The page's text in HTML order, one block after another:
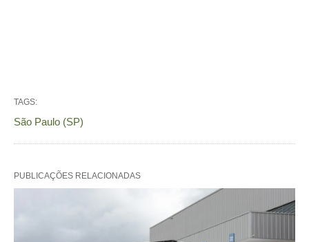
TAGS:
São Paulo (SP)
PUBLICAÇÕES RELACIONADAS